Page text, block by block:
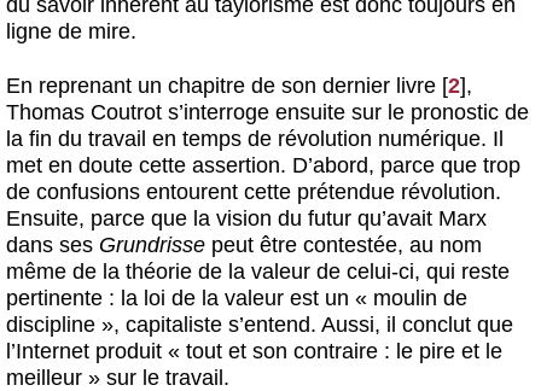
du savoir inhérent au taylorisme est donc toujours en
ligne de mire.
En reprenant un chapitre de son dernier livre [2],
Thomas Coutrot s’interroge ensuite sur le pronostic de
la fin du travail en temps de révolution numérique. Il
met en doute cette assertion. D’abord, parce que trop
de confusions entourent cette prétendue révolution.
Ensuite, parce que la vision du futur qu’avait Marx
dans ses Grundrisse peut être contestée, au nom
même de la théorie de la valeur de celui-ci, qui reste
pertinente : la loi de la valeur est un « moulin de
discipline », capitaliste s’entend. Aussi, il conclut que
l’Internet produit « tout et son contraire : le pire et le
meilleur » sur le travail.